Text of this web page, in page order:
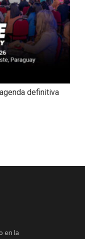
definitiva
en la